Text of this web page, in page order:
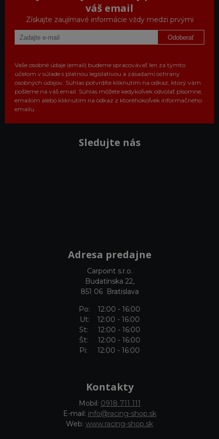
váš email
Získajte zaujímavé informácie vždy medzi prvými
Odoberať
Vaše osobné údaje (email) budeme spracovávať len za týmto
účelom v súlade s platnou legislatívou a zásadami ochrany
osobných údajov. Súhlas potvrdíte kliknutím na odkaz, ktorý vám
pošleme na váš email. Súhlas môžete kedykoľvek odvolať písomne,
emailom alebo kliknutím na odkaz z ktoréhokoľvek informačného
emailu.
Sledujte nás
Adresa predajne
Carpoint s.r.o.
Budatínska 22,
851 06 Bratislava
Po: 12:00 - 16:00
Ut: 12:00 - 16:00
St: 12:00 - 16:00
Št: 12:00 - 16:00
Pi: 12:00 - 16:00
Kontakty
Mobil: 0918 711 111
E-mail: info@racing-shop.sk
Web: www.racing-shop.sk